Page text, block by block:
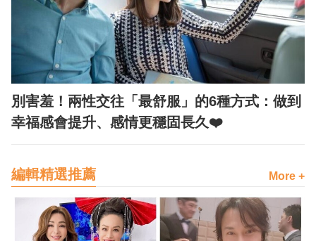
別害羞！兩性交往「最舒服」的6種方式：做到
幸福感會提升、感情更穩固長久❤️
編輯精選推薦 More +